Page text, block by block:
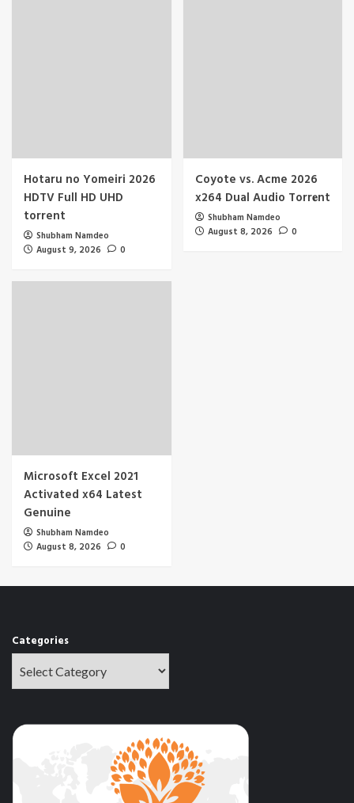
Hotaru no Yomeiri 2026
HDTV Full HD UHD
torrent
Shubham Namdeo
August 9, 2026
0
Coyote vs. Acme 2026
x264 Dual Audio Torr𝐞nt
Shubham Namdeo
August 8, 2026
0
Microsoft Excel 2021
Activated x64 Latest
Genuine
Shubham Namdeo
August 8, 2026
0
Categories